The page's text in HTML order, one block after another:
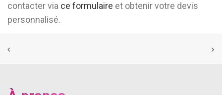
contacter via ce formulaire et obtenir votre devis
personnalisé.